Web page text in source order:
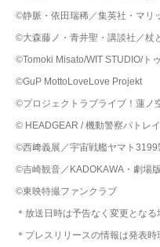
©静脈・依田瑞稀／集英社・マリ
©大森藤ノ・青井聖・講談社／杖
©Tomoki Misato/WIT STUDIO/ト
©GuP MottoLoveLove Projekt
©プロジェクトラブライブ！蓮ノ
© HEADGEAR / 機動警察パトレ
©西﨑義展／宇宙戦艦ヤマト3199
©吉崎観音／KADOKAWA・劇場
©東映特撮ファンクラブ
＊放送日時は予告なく変更となる
＊プレスリリースの情報は発表